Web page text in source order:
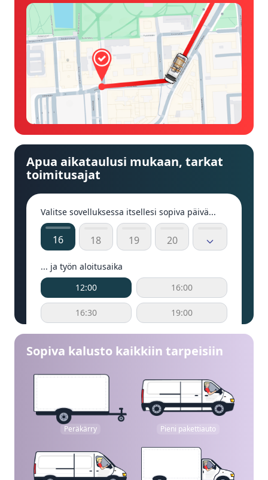
Apua aikataulusi mukaan, tarkat
toimitusajat
Valitse sovelluksessa itsellesi sopiva päivä...
16 18 19 20
... ja työn aloitusaika
12:00
16:00
16:30 19:00
Sopiva kalusto kaikkiin tarpeisiin
Peräkärry Pieni pakettiauto